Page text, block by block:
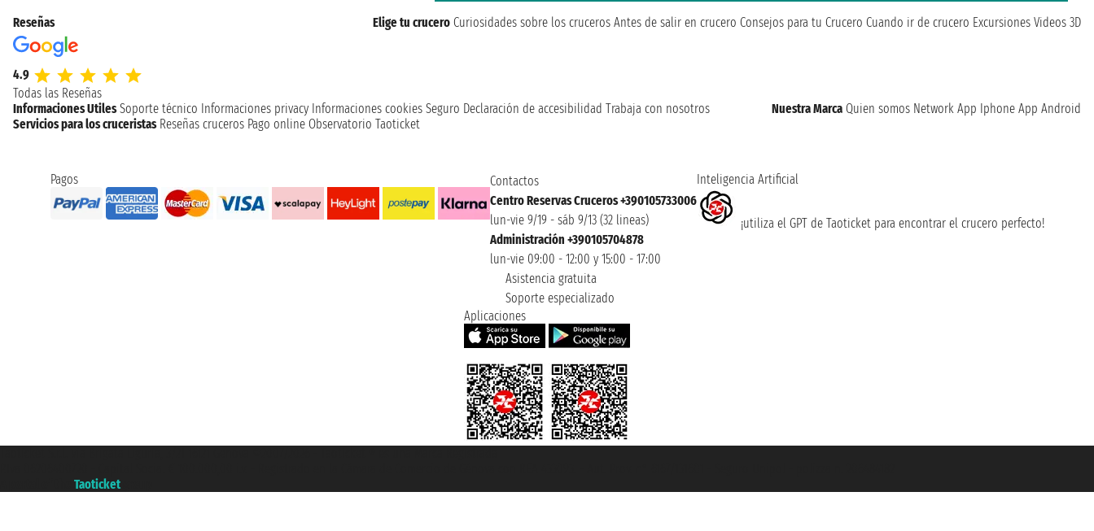
Reseñas
4.9
Todas las Reseñas
Elige tu crucero Curiosidades sobre los cruceros Antes de salir en crucero Consejos para tu Crucero Cuando ir de crucero Excursiones Videos 3D
Informaciones Utiles Soporte técnico Informaciones privacy Informaciones cookies Seguro Declaración de accesibilidad Trabaja con nosotros Nuestra Marca Quien somos Network App Iphone App Android
Servicios para los cruceristas Reseñas cruceros Pago online Observatorio Taoticket
Pagos
Contactos
Centro Reservas Cruceros +390105733006
lun-vie 9/19 - sáb 9/13 (32 lineas)
Administración +390105704878
lun-vie 09:00 - 12:00 y 15:00 - 17:00
Asistencia gratuita
Soporte especializado
Inteligencia Artificial
¡utiliza el GPT de Taoticket para encontrar el crucero perfecto!
Aplicaciones
Taoticket